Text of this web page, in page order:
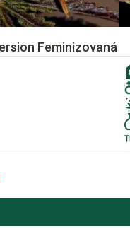
Feminizovaná